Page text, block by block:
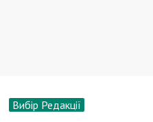
Вибір Редакції